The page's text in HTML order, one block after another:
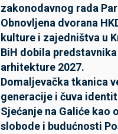
zakonodavnog rada
Obnovljena dvorana
kulture i zajedništva u
BiH dobila
arhitekture 2027.
Domaljevačka tkanica
generacije i čuva
Sjećanje na Galiće kao
slobode i budućnosti